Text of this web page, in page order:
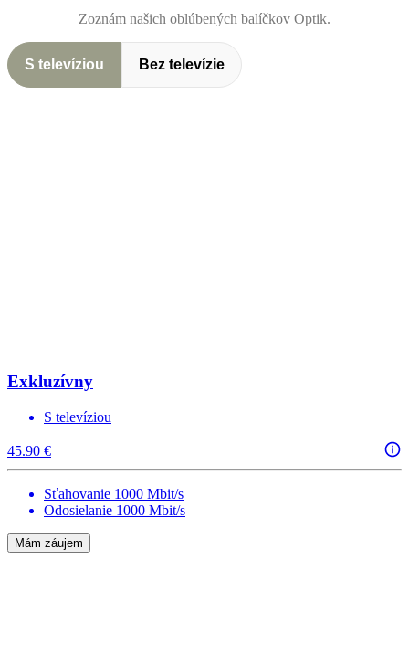
Zoznám našich oblúbených balíčkov Optik.
S televíziou Bez televízie
Exkluzívny
S televíziou
45.90 €
Sťahovanie 1000 Mbit/s
Odosielanie 1000 Mbit/s
Mám záujem